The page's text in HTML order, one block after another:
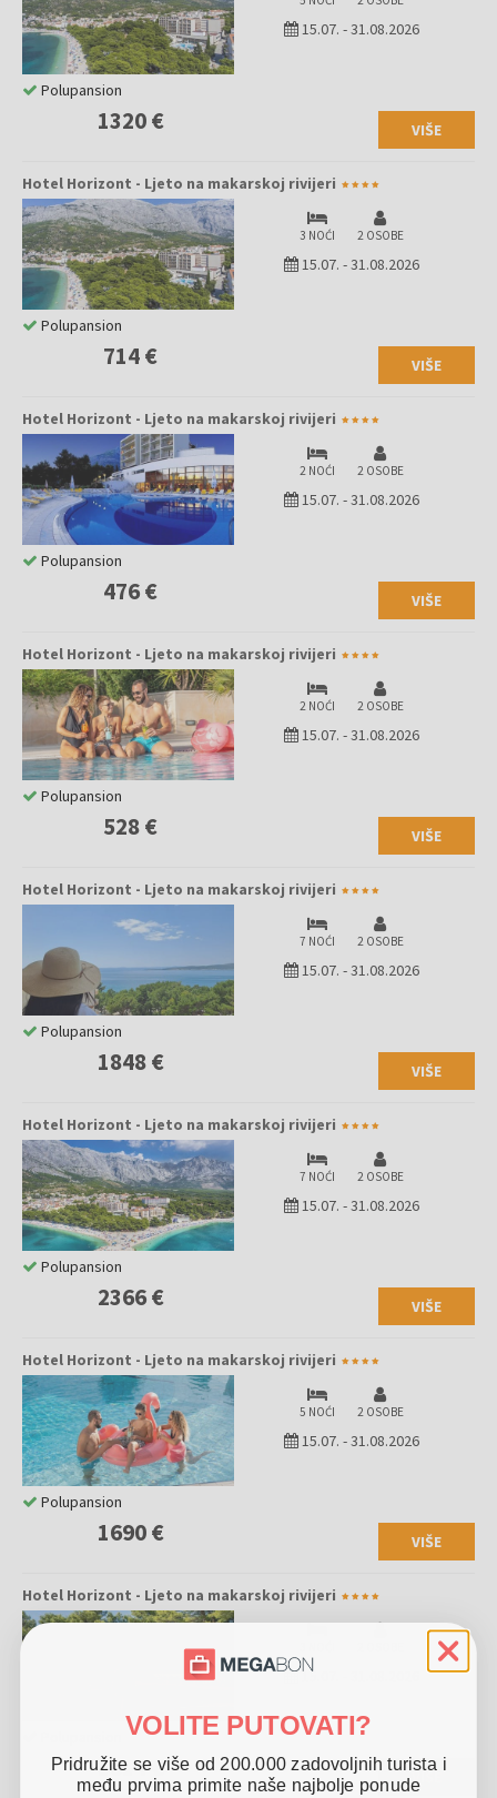
15.07. -31.08.2026
1320 € VIŠE
Polupansion
Hotel Horizont - Ljeto na makarskoj rivijeri
3 NOĆI 2 OSOBE
15.07. -31.08.2026
714 € VIŠE
Polupansion
Hotel Horizont - Ljeto na makarskoj rivijeri
2 NOĆI 2 OSOBE
15.07. -31.08.2026
476 € VIŠE
Polupansion
Hotel Horizont - Ljeto na makarskoj rivijeri
2 NOĆI 2 OSOBE
15.07. -31.08.2026
528 € VIŠE
Polupansion
Hotel Horizont - Ljeto na makarskoj rivijeri
7 NOĆI 2 OSOBE
15.07. -31.08.2026
1848 € VIŠE
Polupansion
Hotel Horizont - Ljeto na makarskoj rivijeri
7 NOĆI 2 OSOBE
15.07. -31.08.2026
2366 € VIŠE
Polupansion
Hotel Horizont - Ljeto na makarskoj rivijeri
5 NOĆI 2 OSOBE
15.07. -31.08.2026
1690 € VIŠE
Polupansion
Hotel Horizont - Ljeto na makarskoj rivijeri
15.07.
1014 € VIŠE
VOLITE PUTOVATI?
Pridružite se više od 200.000 zadovoljnih turista i
među prvima primite naše najbolje ponude